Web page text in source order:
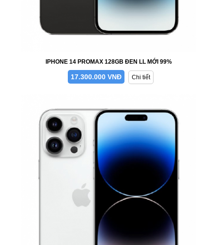
IPHONE 14 PROMAX 128GB ĐEN LL MỚI 99%
17.300.000 VNĐ Chi tiết